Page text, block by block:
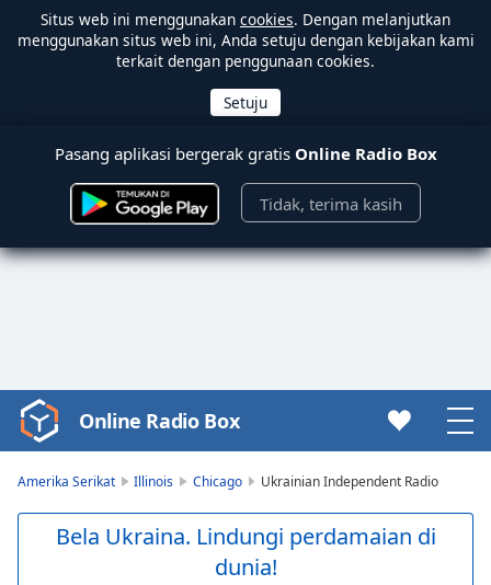
Situs web ini menggunakan cookies. Dengan melanjutkan
menggunakan situs web ini, Anda setuju dengan kebijakan kami
terkait dengan penggunaan cookies.
Pasang aplikasi bergerak gratis Online Radio Box
Tidak, terima kasih
Video
Player
Online Radio Box
Amerika Serikat Illinois Chicago Ukrainian Independent Radio
Bela Ukraina. Lindungi perdamaian di
dunia!